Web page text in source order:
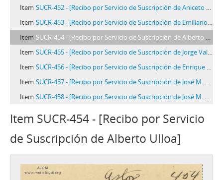
Item SUCR-452 - [Recibo por Servicio de Suscripción de Aniceto Ríos]
Item SUCR-453 - [Recibo por Servicio de Suscripción de Emiliano Traverso]
Item SUCR-454 - [Recibo por Servicio de Suscripción de Alberto Ulloa]
Item SUCR-455 - [Recibo por Servicio de Suscripción de Jorge Valdizán]
Item SUCR-456 - [Recibo por Servicio de Suscripción de Enrique Villena]
Item SUCR-457 - [Recibo por Servicio de Suscripción de José M. Vallenas]
Item SUCR-458 - [Recibo por Servicio de Suscripción de José M. Vallenas]
Item SUCR-454 - [Recibo por Servicio
de Suscripción de Alberto Ulloa]